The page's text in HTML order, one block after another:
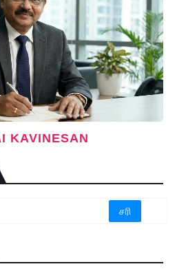
KAVINESAN